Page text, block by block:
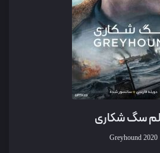
سگ شکاری
Greyhound 2020